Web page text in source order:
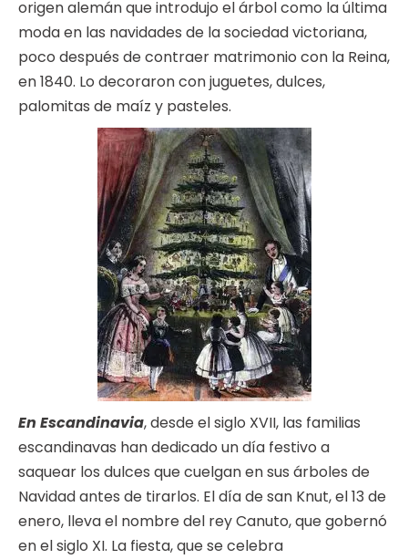
origen alemán que introdujo el árbol como la última
moda en las navidades de la sociedad victoriana,
poco después de contraer matrimonio con la Reina,
en 1840. Lo decoraron con juguetes, dulces,
palomitas de maíz y pasteles.
En Escandinavia, desde el siglo XVII, las familias
escandinavas han dedicado un día festivo a
saquear los dulces que cuelgan en sus árboles de
Navidad antes de tirarlos. El día de san Knut, el 13 de
enero, lleva el nombre del rey Canuto, que gobernó
en el siglo XI. La fiesta, que se celebra